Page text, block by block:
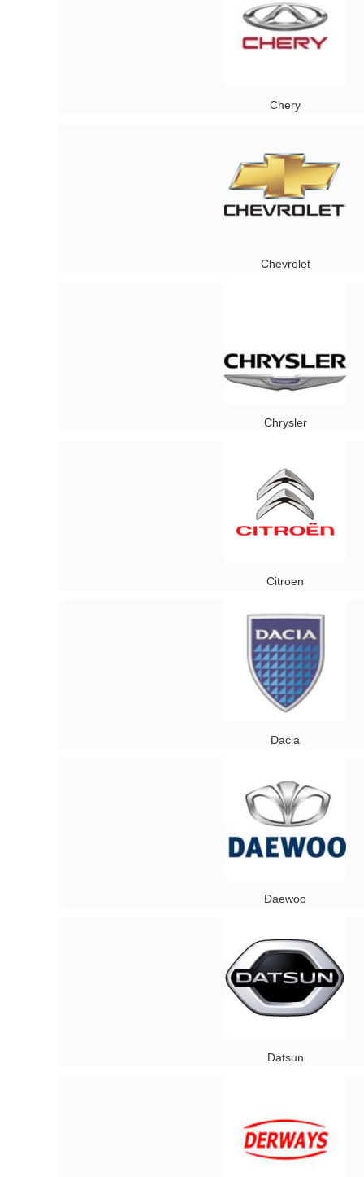
Chery
Chevrolet
Chrysler
Citroen
Dacia
Daewoo
Datsun